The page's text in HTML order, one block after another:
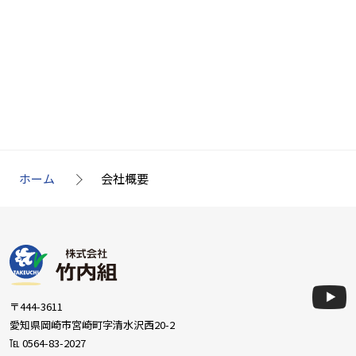
ホーム 会社概要
〒444-3611
愛知県岡崎市宮崎町字清水沢西20-2
℡ 0564-83-2027